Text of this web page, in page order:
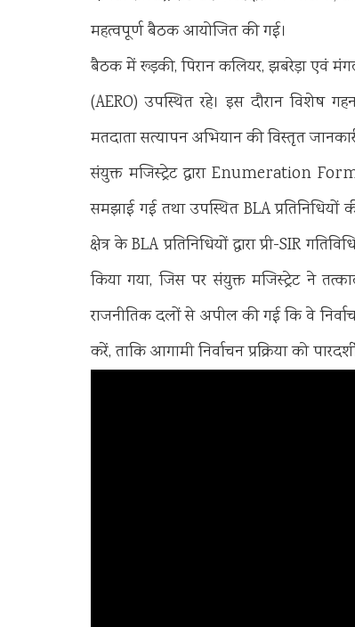
महत्वपूर्ण बैठक आयोजित की गई।
बैठक में रूड़की, पिरान कलियर, झबरेड़ा एवं
(AERO) उपस्थित रहे। इस दौरान विशेष
मतदाता सत्यापन अभियान की विस्तृत
संयुक्त मजिस्ट्रेट द्वारा Enumeration
समझाई गई तथा उपस्थित BLA
क्षेत्र के BLA प्रतिनिधियों द्वारा प्री-SIR
किया गया, जिस पर संयुक्त मजिस्ट्रेट ने
राजनीतिक दलों से अपील की गई कि वे
करें, ताकि आगामी निर्वाचन प्रक्रिया को